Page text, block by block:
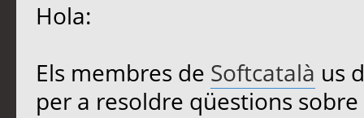
Hola:
Els membres de Softcatalà us
per a resoldre qüestions